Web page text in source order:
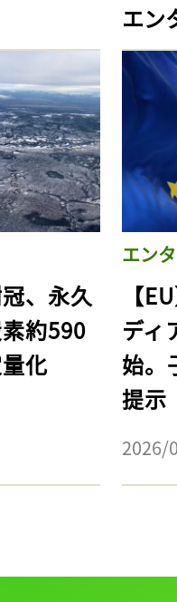
、永久
約590
化
エン
エン
【
ディ
始。
提示
2026/